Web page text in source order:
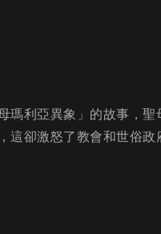
瑪利亞異象」的故事，聖
這卻激怒了教會和世俗